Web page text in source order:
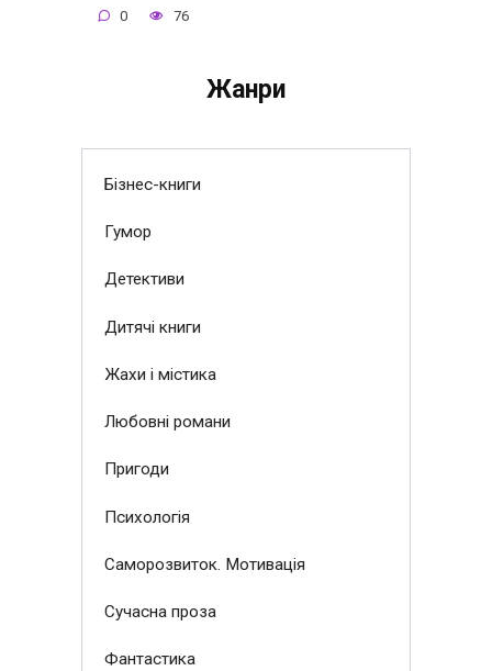
0 76
Жанри
Бізнес-книги
Гумор
Детективи
Дитячі книги
Жахи і містика
Любовні романи
Пригоди
Психологія
Саморозвиток. Мотивація
Сучасна проза
Фантастика